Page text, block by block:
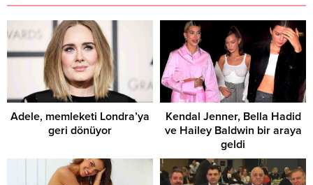
Adele, memleketi Londra’ya
geri dönüyor
Kendal Jenner, Bella Hadid
ve Hailey Baldwin bir araya
geldi